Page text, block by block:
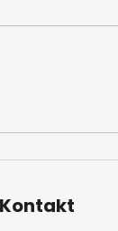
Kontakt